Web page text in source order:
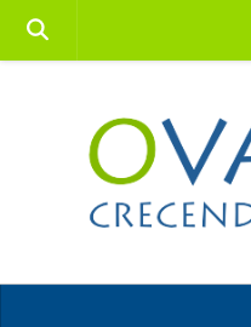
Saltar al contenido